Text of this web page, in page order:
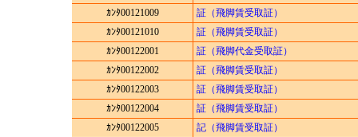
ｶﾝﾀ00121009
証（飛脚賃受取証）
ｶﾝﾀ00121010
証（飛脚賃受取証）
ｶﾝﾀ00122001
証（飛脚代金受取証）
ｶﾝﾀ00122002
証（飛脚賃受取証）
ｶﾝﾀ00122003
証（飛脚賃受取証）
ｶﾝﾀ00122004
証（飛脚賃受取証）
ｶﾝﾀ00122005
記（飛脚賃受取証）